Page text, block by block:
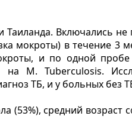
Таиланда. Включались
мокроты) в течение 3
и по одной
M. Tuberculosis.
ТБ, и у больных без
средний возраст